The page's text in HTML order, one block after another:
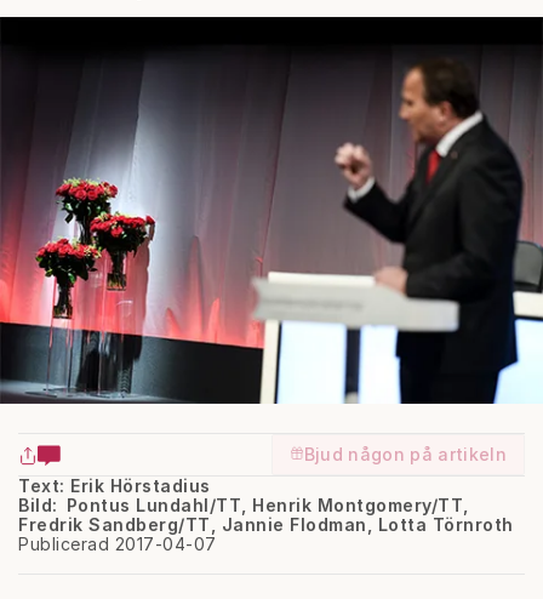
Bjud någon på artikeln
Text: Erik Hörstadius
Publicerad 2017-04-07
Bild: Pontus Lundahl/TT, Henrik Montgomery/TT,
Fredrik Sandberg/TT, Jannie Flodman, Lotta Törnroth